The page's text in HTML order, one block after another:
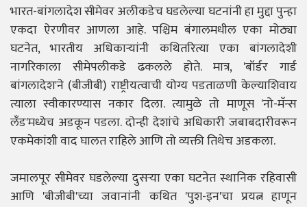
भारत-बांगलादेश सीमेवर अलीकडेच घडलेल्या घटनांनी हा मुद्दा पुन्हा
एकदा ऐरणीवर आणला आहे. पश्चिम बंगालमधील एका मोठ्या
घटनेत, भारतीय अधिकाऱ्यांनी कथितरित्या एका बांगलादेशी
नागरिकाला सीमेपलीकडे ढकलले होते. मात्र, 'बॉर्डर गार्ड
बांगलादेश'ने (बीजीबी) राष्ट्रीयत्वाची योग्य पडताळणी केल्याशिवाय
त्याला स्वीकारण्यास नकार दिला. त्यामुळे तो माणूस 'नो-मॅन्स
लँड'मध्येच अडकून पडला. दोन्ही देशांचे अधिकारी जबाबदारीवरून
एकमेकांशी वाद घालत राहिले आणि तो व्यक्ती तिथेच अडकला.
जमालपूर सीमेवर घडलेल्या दुसऱ्या एका घटनेत स्थानिक रहिवासी
आणि 'बीजीबी'च्या जवानांनी कथित 'पुश-इन'चा प्रयत्न हाणून